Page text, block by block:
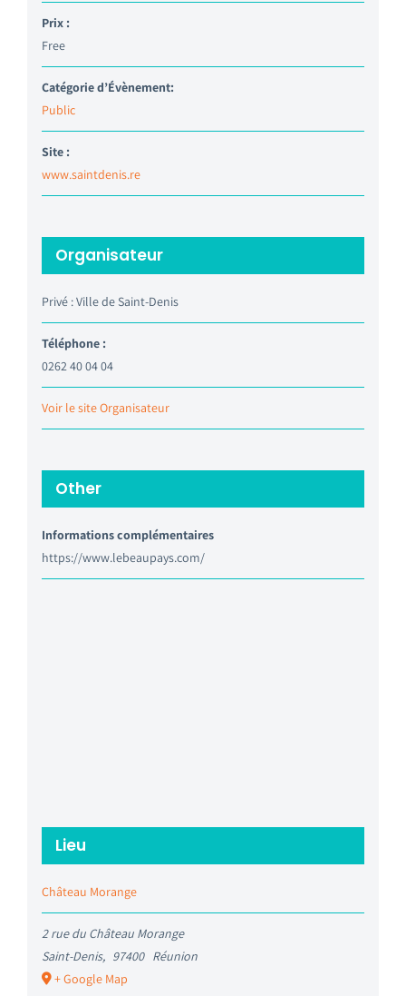
Prix :
Free
Catégorie d’Évènement:
Public
Site :
www.saintdenis.re
Organisateur
Privé : Ville de Saint-Denis
Téléphone :
0262 40 04 04
Voir le site Organisateur
Other
Informations complémentaires
https://www.lebeaupays.com/
Lieu
Château Morange
2 rue du Château Morange
Saint-Denis, 97400 Réunion
+ Google Map